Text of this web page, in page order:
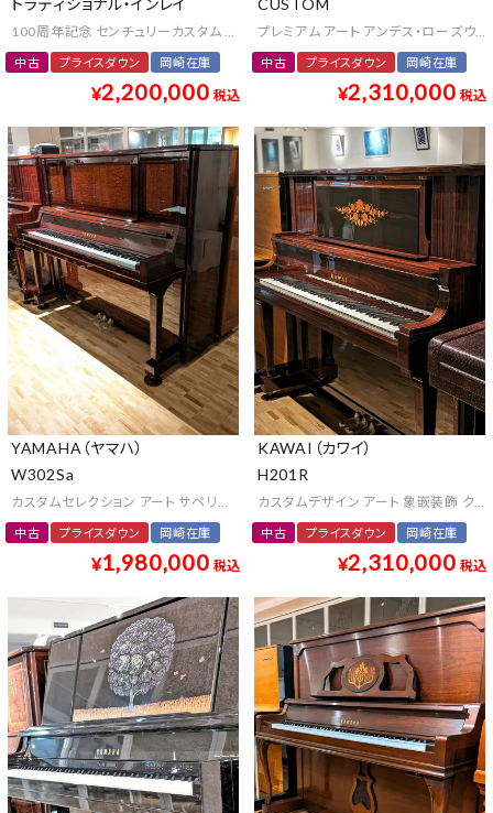
トラディショナル・インレイ
100周年記念 センチュリーカスタム アート 象嵌装飾 アフリカン・マホガニー ク
中古 プライスダウン 岡崎在庫
¥2,200,000 税込
CUSTOM
プレミアム アート アンデス・ローズウ
中古 プライスダウン 岡崎在庫
¥2,310,000 税込
YAMAHA（ヤマハ）
W302Sa
カスタムセレクション アート サペリ玉杢 クラウンジュエル 傑作 最高級 中古
中古 プライスダウン 岡崎在庫
¥1,980,000 税込
KAWAI（カワイ）
H201R
カスタムデザイン アート 象嵌装飾 ク
中古 プライスダウン 岡崎在庫
¥2,310,000 税込